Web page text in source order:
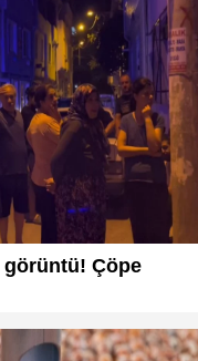
görüntü! Çöpe